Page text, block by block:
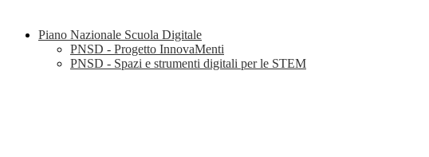
Piano Nazionale Scuola Digitale
PNSD - Progetto InnovaMenti
PNSD - Spazi e strumenti digitali per le STEM